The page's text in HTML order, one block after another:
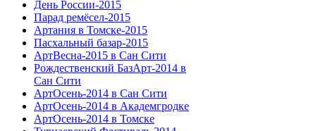
День России-2015
Парад ремёсел-2015
Артания в Томске-2015
Пасхальный базар-2015
АртВесна-2015 в Сан Сити
Рождественский БазАрт-2014 в
Сан Сити
АртОсень-2014 в Сан Сити
АртОсень-2014 в Академгродке
АртОсень-2014 в Томске